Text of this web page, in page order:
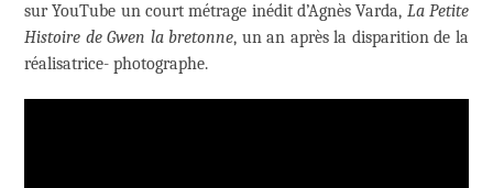
sur YouTube un court métrage inédit d’Agnès Varda, La Petite
Histoire de Gwen la bretonne, un an après la disparition de la
réalisatrice- photographe.